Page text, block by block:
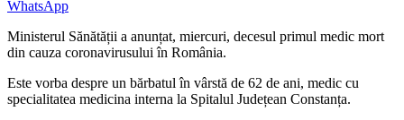
WhatsApp
Ministerul Sănătății a anunțat, miercuri, decesul primul medic mort
din cauza coronavirusului în România.
Este vorba despre un bărbatul în vârstă de 62 de ani, medic cu
specialitatea medicina interna la Spitalul Județean Constanța.